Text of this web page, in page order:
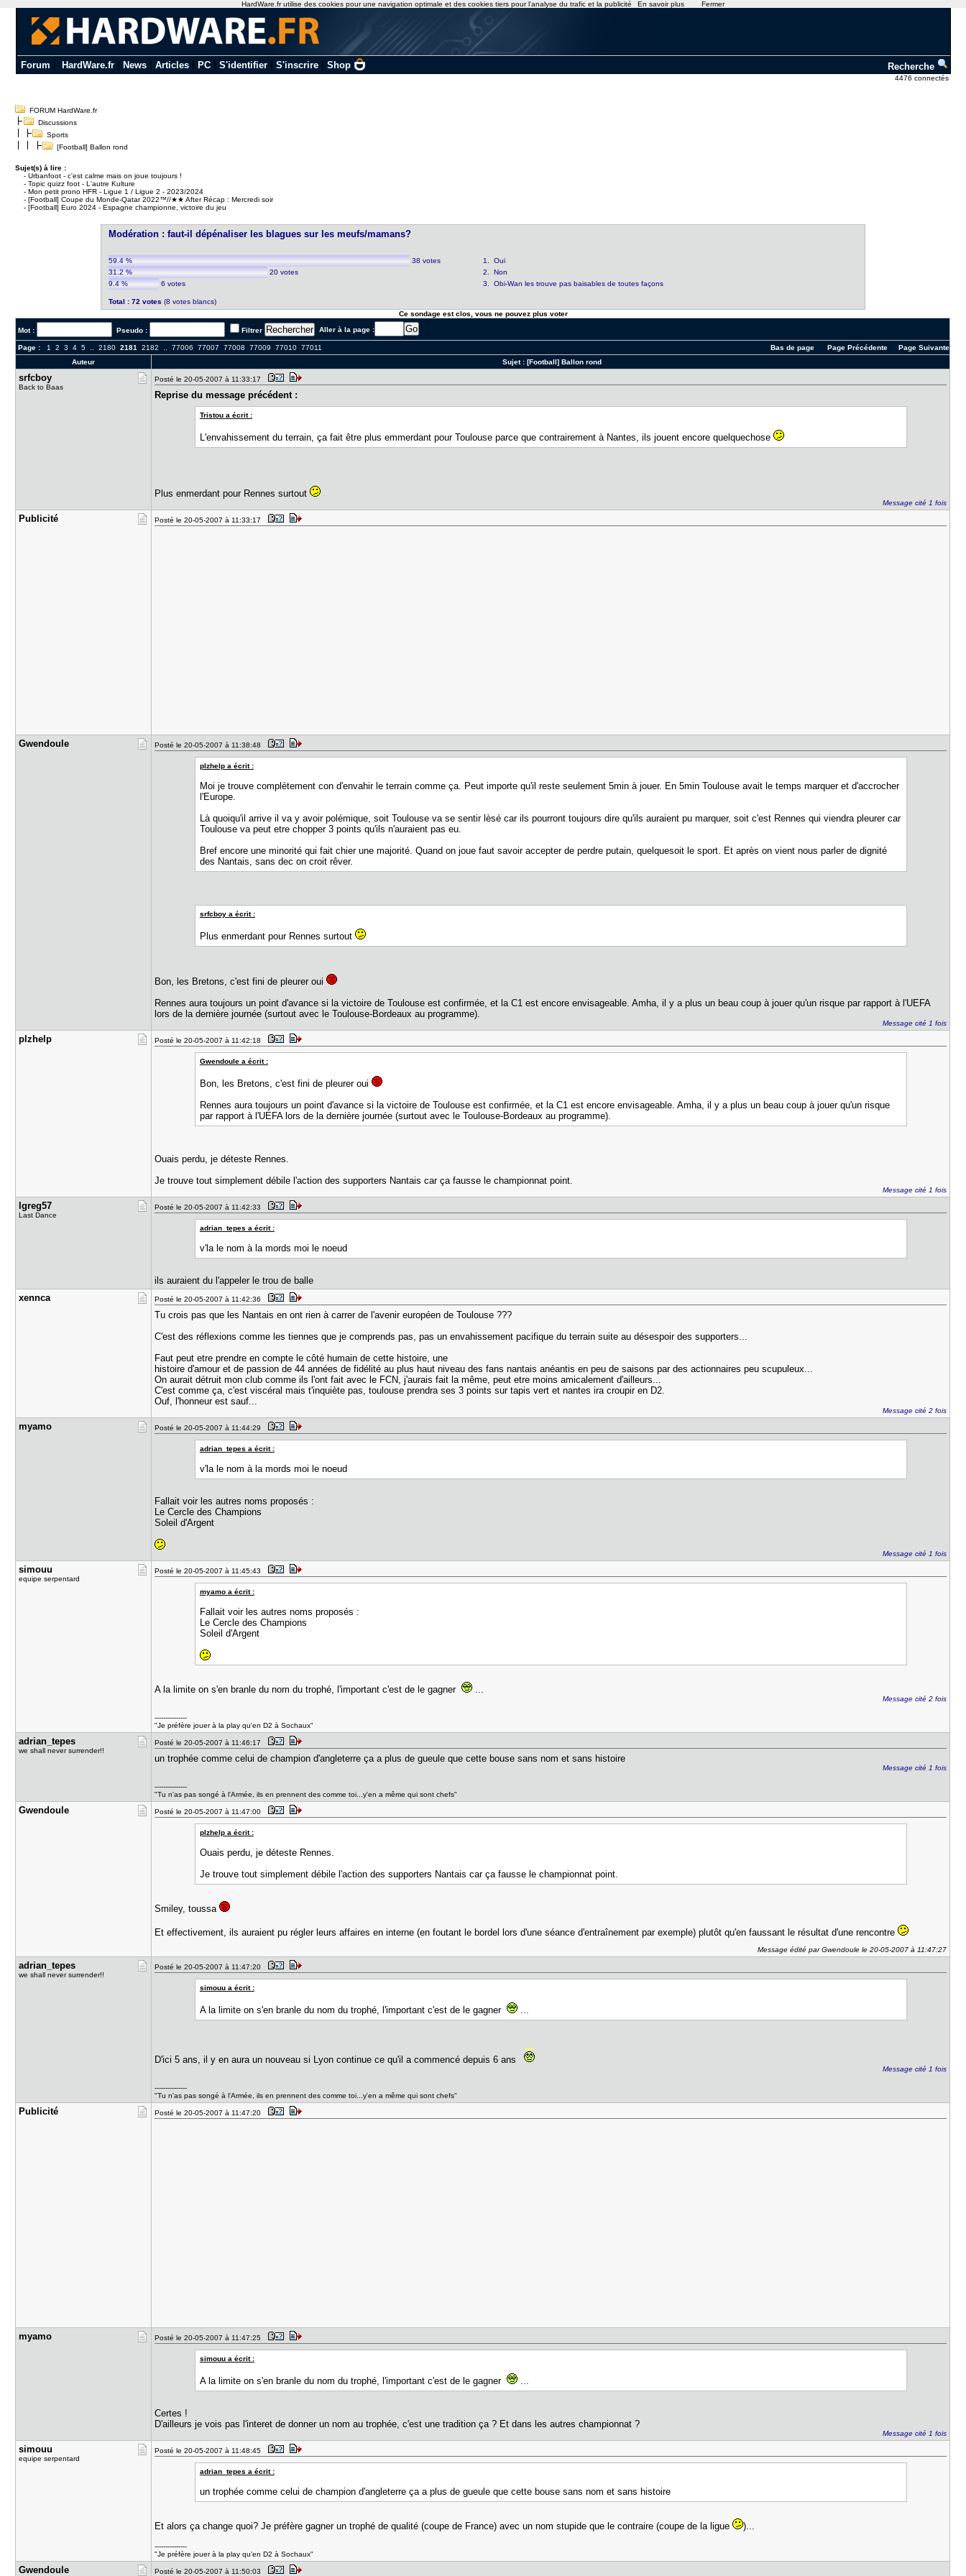
Forum HardWare.fr| News| Articles| PC| S'identifier| S'inscrire| Shop Recherche
4476 connectés
FORUM HardWare.fr
Discussions
Sports
[Football] Ballon rond
Sujet(s) à lire :
-Urbanfoot - c'est calme mais on joue toujours !
-Topic quizz foot - L'autre Kulture
-Mon petit prono HFR - Ligue 1 / Ligue 2 - 2023/2024
-[Football] Coupe du Monde-Qatar 2022™//★★ After Récap : Mercredi soir
-[Football] Euro 2024 - Espagne championne, victoire du jeu
Modération : faut-il dépénaliser les blagues sur les meufs/mamans?
59.4 % 38 votes
1. Oui
31.2 %
20 votes
2. Non
9.4 %
6 votes 3. Obi-Wan les trouve pas baisables de toutes façons
Total : 72 votes (8 votes blancs)
Ce sondage est clos, vous ne pouvez plus voter
Mot : Pseudo : Filtrer Aller à la page :
Page : 1 2 3 4 5 ..2180 2181 2182 ..77006 77007 77008 77009 77010 77011 Page Suivante
Page Précédente
Bas de page
Auteur
Sujet : [Football] Ballon rond
srfcboy
Back to Baas
Posté le 20-05-2007 à 11:33:17
Reprise du message précédent :
Tristou a écrit :
L'envahissement du terrain, ça fait être plus emmerdant pour Toulouse parce que contrairement à Nantes, ils jouent encore quelquechose
Plus enmerdant pour Rennes surtout
Message cité 1 fois
Publicité Posté le 20-05-2007 à 11:33:17
Gwendoule Posté le 20-05-2007 à 11:38:48
plzhelp a écrit :
Moi je trouve complètement con d'envahir le terrain comme ça. Peut importe qu'il reste seulement 5min à jouer. En 5min Toulouse avait le temps marquer et d'accrocher
l'Europe.
Là quoiqu'il arrive il va y avoir polémique, soit Toulouse va se sentir lèsé car ils pourront toujours dire qu'ils auraient pu marquer, soit c'est Rennes qui viendra pleurer car
Toulouse va peut etre chopper 3 points qu'ils n'auraient pas eu.
Bref encore une minorité qui fait chier une majorité. Quand on joue faut savoir accepter de perdre putain, quelquesoit le sport. Et après on vient nous parler de dignité
des Nantais, sans dec on croit rêver.
srfcboy a écrit :
Plus enmerdant pour Rennes surtout
Bon, les Bretons, c'est fini de pleurer oui
Rennes aura toujours un point d'avance si la victoire de Toulouse est confirmée, et la C1 est encore envisageable. Amha, il y a plus un beau coup à jouer qu'un risque par rapport à l'UEFA
lors de la dernière journée (surtout avec le Toulouse-Bordeaux au programme).
Message cité 1 fois
plzhelp Posté le 20-05-2007 à 11:42:18
Gwendoule a écrit :
Bon, les Bretons, c'est fini de pleurer oui
Rennes aura toujours un point d'avance si la victoire de Toulouse est confirmée, et la C1 est encore envisageable. Amha, il y a plus un beau coup à jouer qu'un risque
par rapport à l'UEFA lors de la dernière journée (surtout avec le Toulouse-Bordeaux au programme).
Ouais perdu, je déteste Rennes.
Je trouve tout simplement débile l'action des supporters Nantais car ça fausse le championnat point.
Message cité 1 fois
lgreg57
Last Dance
Posté le 20-05-2007 à 11:42:33
adrian_tepes a écrit :
v'la le nom à la mords moi le noeud
ils auraient du l'appeler le trou de balle
xennca
Posté le 20-05-2007 à 11:42:36
Tu crois pas que les Nantais en ont rien à carrer de l'avenir européen de Toulouse ???
C'est des réflexions comme les tiennes que je comprends pas, pas un envahissement pacifique du terrain suite au désespoir des supporters...
Faut peut etre prendre en compte le côté humain de cette histoire, une
histoire d'amour et de passion de 44 années de fidélité au plus haut niveau des fans nantais anéantis en peu de saisons par des actionnaires peu scupuleux...
On aurait détruit mon club comme ils l'ont fait avec le FCN, j'aurais fait la même, peut etre moins amicalement d'ailleurs...
C'est comme ça, c'est viscéral mais t'inquiète pas, toulouse prendra ses 3 points sur tapis vert et nantes ira croupir en D2.
Ouf, l'honneur est sauf...
Message cité 2 fois
myamo Posté le 20-05-2007 à 11:44:29
adrian_tepes a écrit :
v'la le nom à la mords moi le noeud
Fallait voir les autres noms proposés :
Le Cercle des Champions
Soleil d'Argent
Message cité 1 fois
simouu
equipe serpentard
Posté le 20-05-2007 à 11:45:43
myamo a écrit :
Fallait voir les autres noms proposés :
Le Cercle des Champions
Soleil d'Argent
A la limite on s'en branle du nom du trophé, l'important c'est de le gagner ...
Message cité 2 fois
---------------
"Je préfère jouer à la play qu'en D2 à Sochaux"
adrian_tep​es
we shall never surrender!!
Posté le 20-05-2007 à 11:46:17
un trophée comme celui de champion d'angleterre ça a plus de gueule que cette bouse sans nom et sans histoire
Message cité 1 fois
---------------
"Tu n'as pas songé à l'Armée, ils en prennent des comme toi...y'en a même qui sont chefs"
Gwendoule Posté le 20-05-2007 à 11:47:00
plzhelp a écrit :
Ouais perdu, je déteste Rennes.
Je trouve tout simplement débile l'action des supporters Nantais car ça fausse le championnat point.
Smiley, toussa
Et effectivement, ils auraient pu régler leurs affaires en interne (en foutant le bordel lors d'une séance d'entraînement par exemple) plutôt qu'en faussant le résultat d'une rencontre
Message édité par Gwendoule le 20-05-2007 à 11:47:27
adrian_tep​es
we shall never surrender!!
Posté le 20-05-2007 à 11:47:20
simouu a écrit :
A la limite on s'en branle du nom du trophé, l'important c'est de le gagner ...
D'ici 5 ans, il y en aura un nouveau si Lyon continue ce qu'il a commencé depuis 6 ans
Message cité 1 fois
---------------
"Tu n'as pas songé à l'Armée, ils en prennent des comme toi...y'en a même qui sont chefs"
Publicité Posté le 20-05-2007 à 11:47:20
myamo Posté le 20-05-2007 à 11:47:25
simouu a écrit :
A la limite on s'en branle du nom du trophé, l'important c'est de le gagner ...
Certes !
D'ailleurs je vois pas l'interet de donner un nom au trophée, c'est une tradition ça ? Et dans les autres championnat ?
Message cité 1 fois
simouu
equipe serpentard
Posté le 20-05-2007 à 11:48:45
adrian_tepes a écrit :
un trophée comme celui de champion d'angleterre ça a plus de gueule que cette bouse sans nom et sans histoire
Et alors ça change quoi? Je préfère gagner un trophé de qualité (coupe de France) avec un nom stupide que le contraire (coupe de la ligue )...
---------------
"Je préfère jouer à la play qu'en D2 à Sochaux"
Gwendoule Posté le 20-05-2007 à 11:50:03
HardWare.fr utilise des cookies pour une navigation optimale et des cookies tiers pour l'analyse du trafic et la publicité En savoir plus Fermer